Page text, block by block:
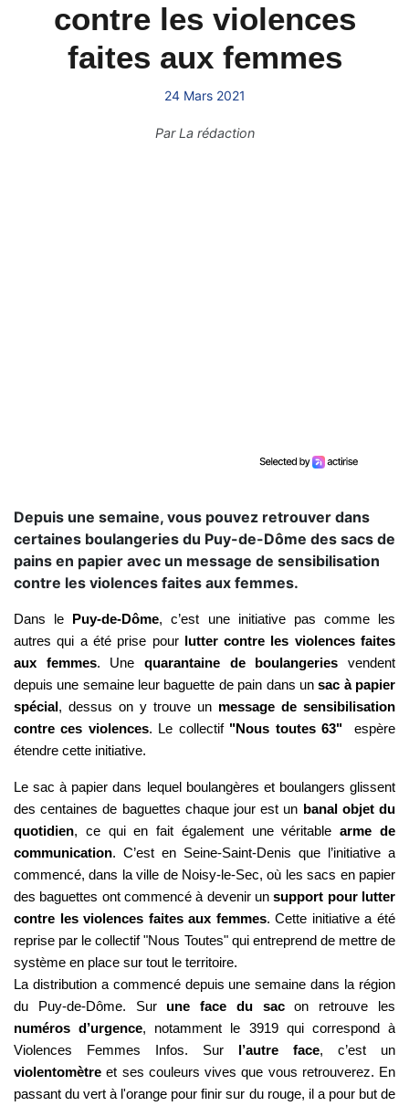
contre les violences
faites aux femmes
24 Mars 2021
ParLa rédaction
Depuis une semaine, vous pouvez retrouver dans
certaines boulangeries du Puy-de-Dôme des sacs de
pains en papier avec un message de sensibilisation
contre les violences faites aux femmes.
Dans le Puy-de-Dôme, c’est une initiative pas comme les
autres qui a été prise pourlutter contre les violences faites
aux femmes. Unequarantaine de boulangeries vendent
depuis une semaine leur baguette de pain dans unsac à papier
spécial , dessus on y trouve un message de sensibilisation
contre ces violences. Le collectif "Nous toutes 63"
espère
étendre cette initiative.
Le sac à papier dans lequel boulangères et boulangers glissent
des centaines de baguettes chaque jour est un banal objet du
quotidien, ce qui en fait également une véritablearme de
communication. C’est en Seine-Saint-Denis que l’initiative a
commencé, dans la ville de Noisy-le-Sec, où les sacs en papier
des baguettes ont commencé à devenir unsupport pour lutter
contre les violences faites aux femmes. Cette initiative a été
reprise par le collectif "Nous Toutes" qui entreprend de mettre de
système en place sur tout le territoire.
La distribution a commencé depuis une semaine dans la région
du Puy-de-Dôme. Sur une face du sacon retrouve les
numéros d’urgence, notamment le 3919 qui correspond à
Violences Femmes Infos. Sur
l’autre face, c’est un
violentomètre et ses couleurs vives que vous retrouverez. En
passant du vert à l'orange pour finir sur du rouge, il a pour but de